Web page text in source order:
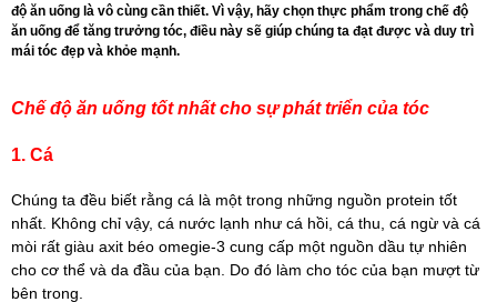
độ ăn uống là vô cùng cần thiết. Vì vậy, hãy chọn thực phẩm trong chế độ
ăn uống để tăng trưởng tóc, điều này sẽ giúp chúng ta đạt được và duy trì
mái tóc đẹp và khỏe mạnh.
Chế độ ăn uống tốt nhất cho sự phát triển của tóc
1. Cá
Chúng ta đều biết rằng cá là một trong những nguồn protein tốt
nhất. Không chỉ vậy, cá nước lạnh như cá hồi, cá thu, cá ngừ và cá
mòi rất giàu axit béo omegie-3 cung cấp một nguồn dầu tự nhiên
cho cơ thể và da đầu của bạn. Do đó làm cho tóc của bạn mượt từ
bên trong.